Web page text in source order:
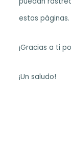
estas páginas.
¡Gracias a ti
¡Un saludo!